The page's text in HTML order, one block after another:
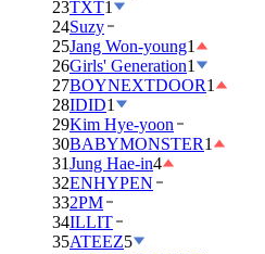
23TXT1
24Suzy
25Jang Won-young1
26Girls' Generation1
27BOYNEXTDOOR1
28IDID1
29Kim Hye-yoon
30BABYMONSTER1
31Jung Hae-in4
32ENHYPEN
332PM
34ILLIT
35ATEEZ5